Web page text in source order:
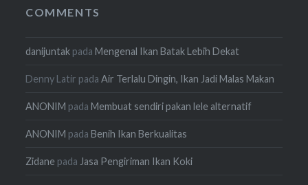
COMMENTS
danijuntak padaMengenal Ikan Batak Lebih Dekat
Denny Latir padaAir Terlalu Dingin, Ikan Jadi Malas Makan
ANONIM padaMembuat sendiri pakan lele alternatif
ANONIM padaBenih Ikan Berkualitas
Zidane padaJasa Pengiriman Ikan Koki